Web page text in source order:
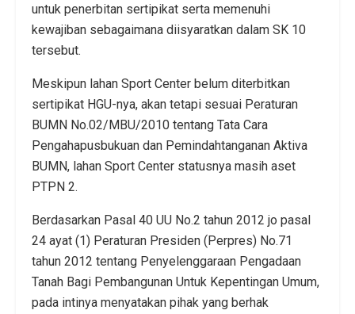
untuk penerbitan sertipikat serta memenuhi
kewajiban sebagaimana diisyaratkan dalam SK 10
tersebut.
Meskipun lahan Sport Center belum diterbitkan
sertipikat HGU-nya, akan tetapi sesuai Peraturan
BUMN No.02/MBU/2010 tentang Tata Cara
Pengahapusbukuan dan Pemindahtanganan Aktiva
BUMN, lahan Sport Center statusnya masih aset
PTPN 2.
Berdasarkan Pasal 40 UU No.2 tahun 2012 jo pasal
24 ayat (1) Peraturan Presiden (Perpres) No.71
tahun 2012 tentang Penyelenggaraan Pengadaan
Tanah Bagi Pembangunan Untuk Kepentingan Umum,
pada intinya menyatakan pihak yang berhak